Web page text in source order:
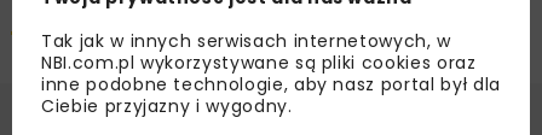
Tak jak w innych serwisach internetowych, w
NBI.com.pl wykorzystywane są pliki cookies oraz
inne podobne technologie, aby nasz portal był dla
Ciebie przyjazny i wygodny.